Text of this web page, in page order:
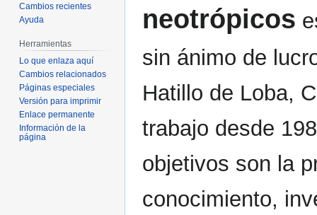
navegación
búsqueda
neotrópicos
sin ánimo de
Hatillo de Loba,
trabajo desde
objetivos son la
conocimiento,
Cambios recientes
Ayuda
Herramientas
Lo que enlaza aquí
Cambios relacionados
Páginas especiales
Versión para imprimir
Enlace permanente
Información de la
página